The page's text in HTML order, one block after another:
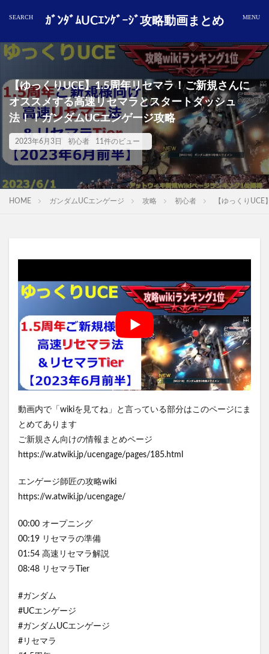
ｶﾞﾝﾀﾞﾑUCｴﾝｹﾞｰｼﾞ攻略動画まとめ
【ゆっくりUCE】1.5周年リセマラ！ご新規さんに
オススメする高速リセマラとスタートダッシュ
法！！ガンダムUCエンゲージ攻略
2023年6月3日 初心者 11件のビュー
HOME ガンダムUCエンゲージ 攻略 初心者 【ゆっくり
動画内で「wikiを見てね」と言っている部分はこのページにま
とめてあります
ご新規さん向けの情報まとめページ
https://w.atwiki.jp/ucengage/pages/185.html
エンゲージ師匠の攻略wiki
https://w.atwiki.jp/ucengage/
00:00 オープニング
00:19 リセマラの準備
01:54 高速リセマラ解説
08:48 リセマラTier
#ガンダム
#UCエンゲージ
#ガンダムUCエンゲージ
#リセマラ